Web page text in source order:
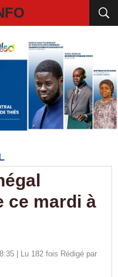
ce mardi à
| Lu 182 fois Rédigé par